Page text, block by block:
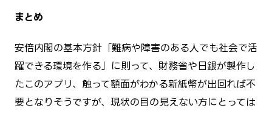
まとめ
安倍内閣の基本方針「難病や障害のある人でも社会で活
躍できる環境を作る」に則って、財務省や日銀が製作し
たこのアプリ、触って額面がわかる新紙幣が出回れば不
要となりそうですが、現状の目の見えない方にとっては